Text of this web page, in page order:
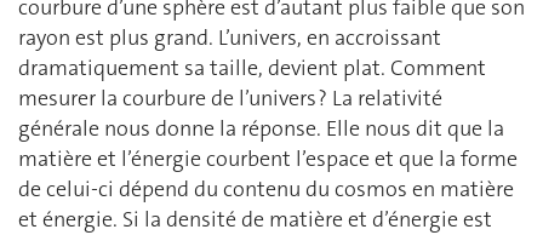
courbure d’une sphère est d’autant plus faible que son
rayon est plus grand. L’univers, en accroissant
dramatiquement sa taille, devient plat. Comment
mesurer la courbure de l’univers ? La relativité
générale nous donne la réponse. Elle nous dit que la
matière et l’énergie courbent l’espace et que la forme
de celui-ci dépend du contenu du cosmos en matière
et énergie. Si la densité de matière et d’énergie est